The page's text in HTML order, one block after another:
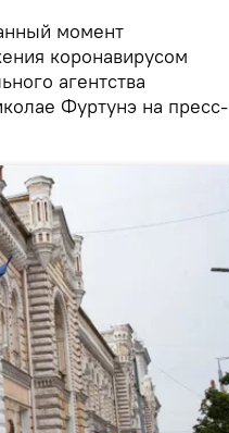
момент
коронавирусом
агентства
Фуртунэ на пресс-